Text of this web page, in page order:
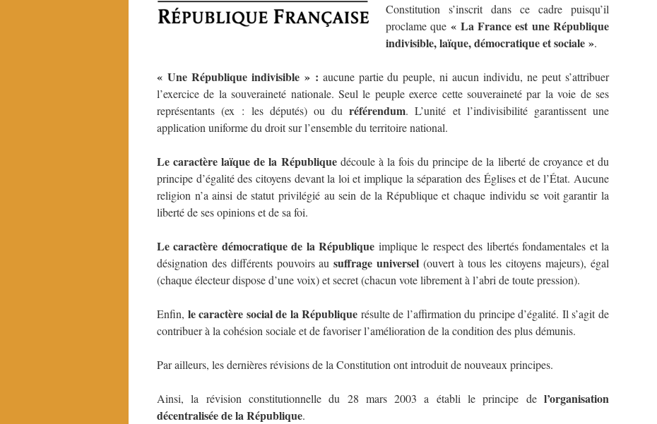
Constitution s’inscrit dans ce cadre puisqu’il
proclame que « La France est une République
indivisible, laïque, démocratique et sociale ».
« Une République indivisible» : aucune partie du peuple, ni aucun individu, ne peut s’attribuer
l’exercice de la souveraineté nationale. Seul le peuple exerce cette souveraineté par la voie de ses
représentants (ex : les députés) ou duréférendum. L’unité et l’indivisibilité garantissent une
application uniforme du droit sur l’ensemble du territoire national.
Le caractère laïque de la Républiquedécoule à la fois du principe de la liberté de croyance et du
principe d’égalité des citoyens devant la loi et implique la séparation des Églises et de l’État. Aucune
religion n’a ainsi de statut privilégié au sein de la République et chaque individu se voit garantir la
liberté de ses opinions et de sa foi.
Le caractère démocratique de la République implique le respect des libertés fondamentales et la
désignation des différents pouvoirs ausuffrage universel (ouvert à tous les citoyens majeurs), égal
(chaque électeur dispose d’une voix) et secret (chacun vote librement à l’abri de toute pression).
Enfin, le caractère social de la République résulte de l’affirmation du principe d’égalité. Il s’agit de
contribuer à la cohésion sociale et de favoriser l’amélioration de la condition des plus démunis.
Par ailleurs, les dernières révisions de la Constitution ont introduit de nouveaux principes.
Ainsi, la révision constitutionnelle du 28 mars 2003 a établi le principe del’organisation
décentralisée de la République.